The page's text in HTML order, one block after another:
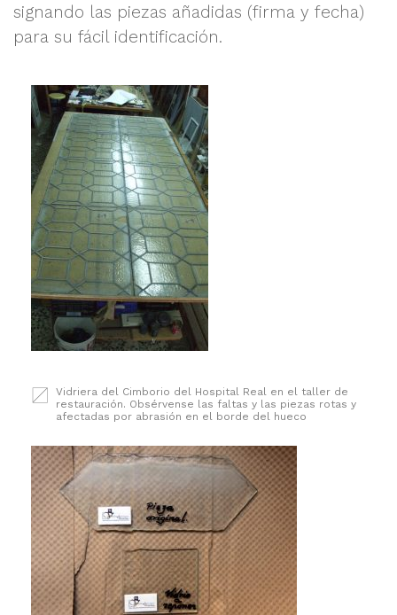
signando las piezas añadidas (firma y fecha)
para su fácil identificación.
Vidriera del Cimborio del Hospital Real en el taller de
restauración. Obsérvense las faltas y las piezas rotas y
afectadas por abrasión en el borde del hueco